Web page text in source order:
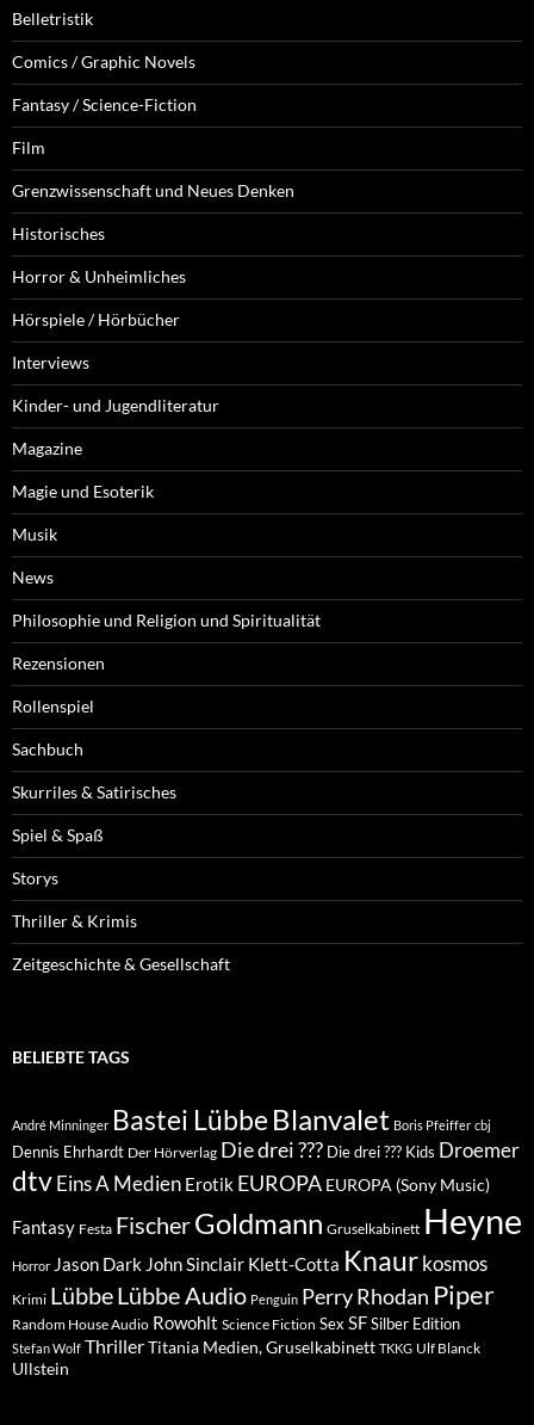
Belletristik
Comics / Graphic Novels
Fantasy / Science-Fiction
Film
Grenzwissenschaft und Neues Denken
Historisches
Horror & Unheimliches
Hörspiele / Hörbücher
Interviews
Kinder- und Jugendliteratur
Magazine
Magie und Esoterik
Musik
News
Philosophie und Religion und Spiritualität
Rezensionen
Rollenspiel
Sachbuch
Skurriles & Satirisches
Spiel & Spaß
Storys
Thriller & Krimis
Zeitgeschichte & Gesellschaft
BELIEBTE TAGS
André Minninger Bastei Lübbe Blanvalet Boris Pfeiffer cbj
Dennis Ehrhardt Der Hörverlag Die drei ??? Die drei ??? Kids Droemer
dtvEins A Medien Erotik EUROPA EUROPA (Sony Music)
Fantasy Festa FischerGoldmann Gruselkabinett Heyne
Horror Jason Dark John Sinclair Klett-Cotta Knaur kosmos
Krimi LübbeLübbe Audio Penguin Perry Rhodan Piper
Random House Audio Rowohlt Science Fiction Sex SFSilber Edition
Stefan Wolf ThrillerTitania Medien, Gruselkabinett TKKG Ulf Blanck
Ullstein